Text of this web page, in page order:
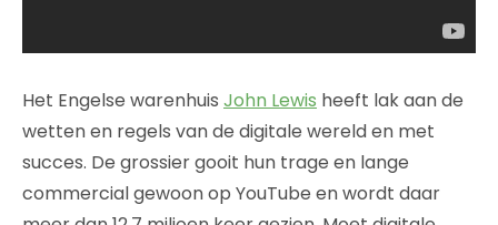
Het Engelse warenhuis John Lewis heeft lak aan de
wetten en regels van de digitale wereld en met
succes. De grossier gooit hun trage en lange
commercial gewoon op YouTube en wordt daar